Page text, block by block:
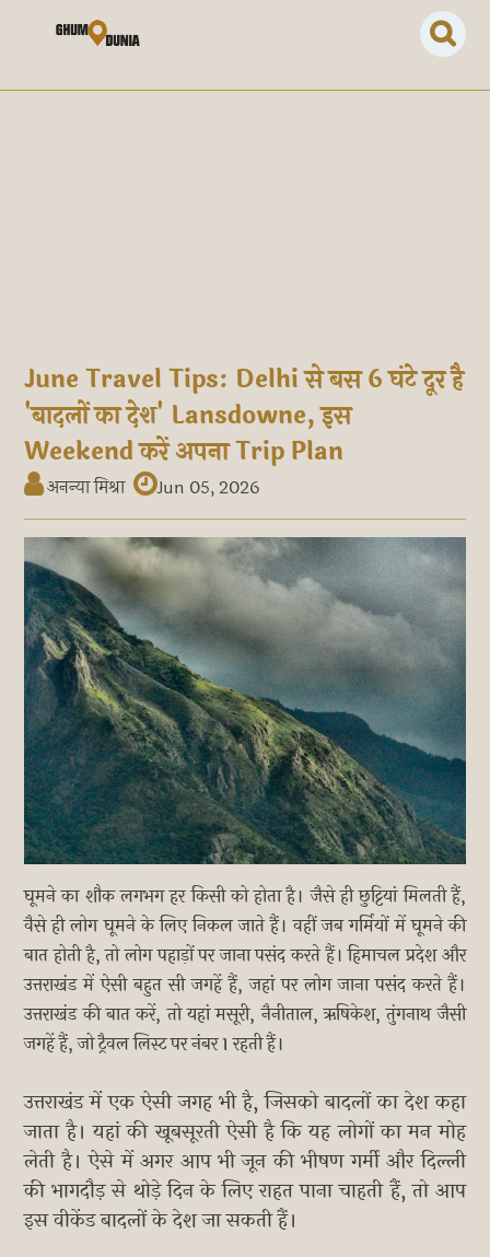
June Travel Tips: Delhi से बस 6 घंटे दूर है
'बादलों का देश' Lansdowne, इस
Weekend करें अपना Trip Plan
अनन्या मिश्रा Jun 05, 2026
घूमने का शौक लगभग हर किसी को होता है। जैसे ही छुट्टियां मिलती हैं,
वैसे ही लोग घूमने के लिए निकल जाते हैं। वहीं जब गर्मियों में घूमने की
बात होती है, तो लोग पहाड़ों पर जाना पसंद करते हैं। हिमाचल प्रदेश और
उत्तराखंड में ऐसी बहुत सी जगहें हैं, जहां पर लोग जाना पसंद करते हैं।
उत्तराखंड की बात करें, तो यहां मसूरी, नैनीताल, ऋषिकेश, तुंगनाथ जैसी
जगहें हैं, जो ट्रैवल लिस्ट पर नंबर 1 रहती हैं।
उत्तराखंड में एक ऐसी जगह भी है, जिसको बादलों का देश कहा
जाता है। यहां की खूबसूरती ऐसी है कि यह लोगों का मन मोह
लेती है। ऐसे में अगर आप भी जून की भीषण गर्मी और दिल्ली
की भागदौड़ से थोड़े दिन के लिए राहत पाना चाहती हैं, तो आप
इस वीकेंड बादलों के देश जा सकती हैं।